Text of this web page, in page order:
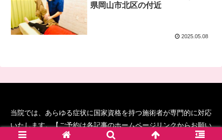
県岡山市北区の付近
2025.05.08
当院では、あらゆる症状に国家資格を持つ施術者が専門的に対応
いたします。【ご予約は各記事のホームページリンクからお願い
します！】